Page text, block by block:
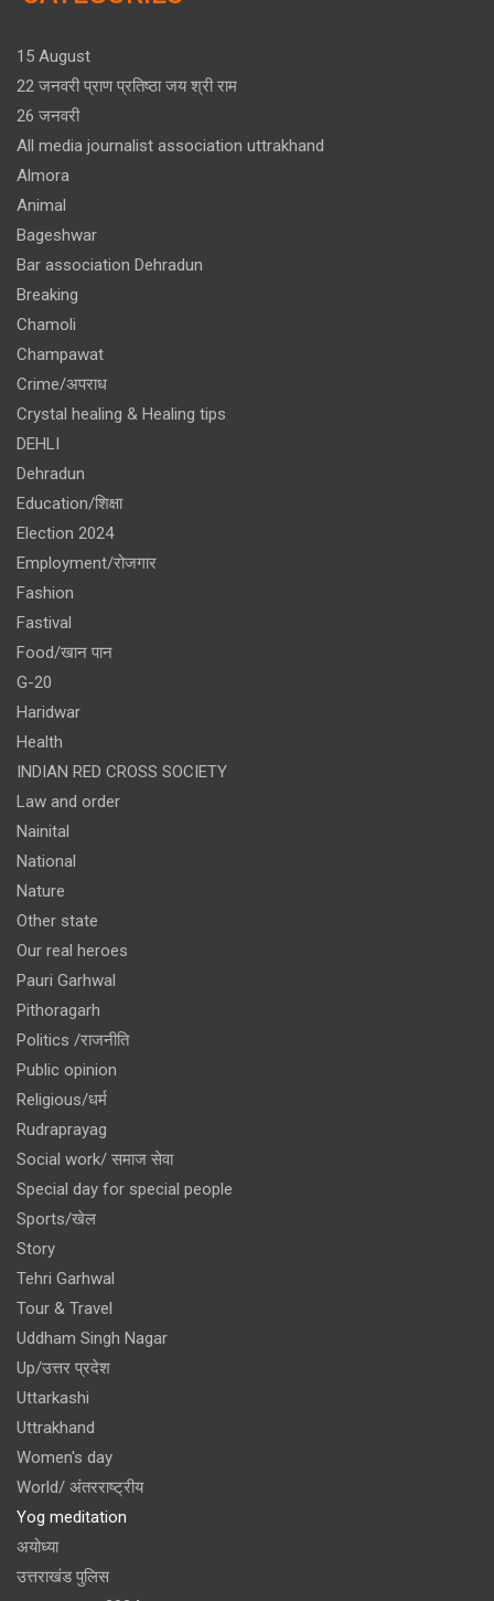
15 August
22 जनवरी प्राण प्रतिष्ठा जय श्री राम
26 जनवरी
All media journalist association uttrakhand
Almora
Animal
Bageshwar
Bar association Dehradun
Breaking
Chamoli
Champawat
Crime/अपराध
Crystal healing & Healing tips
DEHLI
Dehradun
Education/शिक्षा
Election 2024
Employment/रोजगार
Fashion
Fastival
Food/खान पान
G-20
Haridwar
Health
INDIAN RED CROSS SOCIETY
Law and order
Nainital
National
Nature
Other state
Our real heroes
Pauri Garhwal
Pithoragarh
Politics /राजनीति
Public opinion
Religious/धर्म
Rudraprayag
Social work/ समाज सेवा
Special day for special people
Sports/खेल
Story
Tehri Garhwal
Tour & Travel
Uddham Singh Nagar
Up/उत्तर प्रदेश
Uttarkashi
Uttrakhand
Women's day
World/ अंतरराष्ट्रीय
Yog meditation
अयोध्या
उत्तराखंड पुलिस